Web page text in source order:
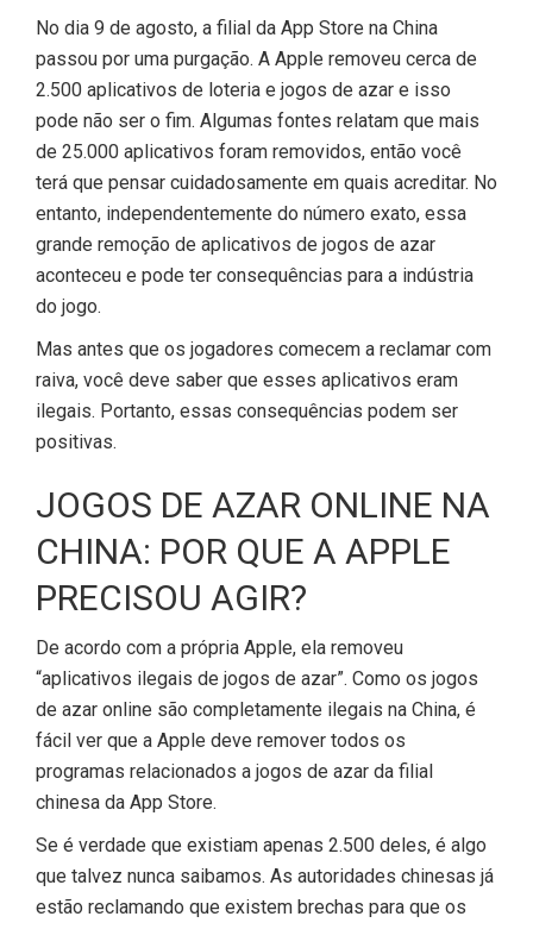
No dia 9 de agosto, a filial da App Store na China
passou por uma purgação. A Apple removeu cerca de
2.500 aplicativos de loteria e jogos de azar e isso
pode não ser o fim. Algumas fontes relatam que mais
de 25.000 aplicativos foram removidos, então você
terá que pensar cuidadosamente em quais acreditar. No
entanto, independentemente do número exato, essa
grande remoção de aplicativos de jogos de azar
aconteceu e pode ter consequências para a indústria
do jogo.
Mas antes que os jogadores comecem a reclamar com
raiva, você deve saber que esses aplicativos eram
ilegais. Portanto, essas consequências podem ser
positivas.
JOGOS DE AZAR ONLINE NA
CHINA: POR QUE A APPLE
PRECISOU AGIR?
De acordo com a própria Apple, ela removeu
“aplicativos ilegais de jogos de azar”. Como os jogos
de azar online são completamente ilegais na China, é
fácil ver que a Apple deve remover todos os
programas relacionados a jogos de azar da filial
chinesa da App Store.
Se é verdade que existiam apenas 2.500 deles, é algo
que talvez nunca saibamos. As autoridades chinesas já
estão reclamando que existem brechas para que os